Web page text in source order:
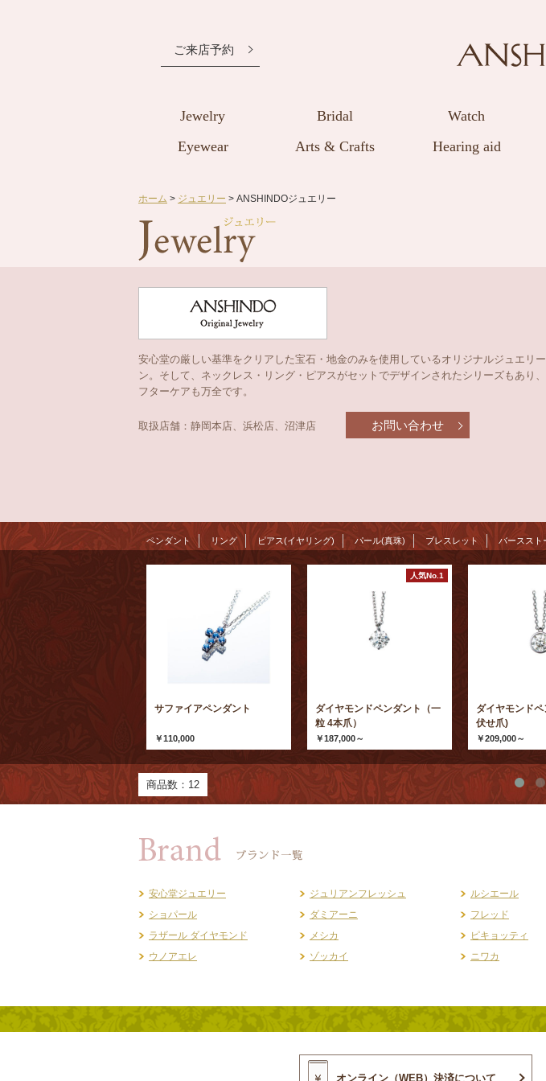
ご来店予約
Jewelry Bridal Watch
Eyewear
Arts & Crafts Hearing aid
ホーム > ジュエリー > ANSHINDOジュエリー
安心堂の厳しい基準をクリアした宝石・地金のみを使用しているオリジナルジュエ
ン。そして、ネックレス・リング・ピアスがセットでデザインされたシリーズもあ
フターケアも万全です。
取扱店舗：静岡本店、浜松店、沼津店 お問い合わせ
サファイアペンダント
￥110,000
ダイヤモンドペンダント（一
粒 4本爪）
￥187,000～
人気No.1
ダイヤモンド
伏せ爪)
￥209,000～
ペンダント リング ピアス(イヤリング) パール(真珠) ブレスレット バーススト
商品数：12
安心堂ジュエリー ジュリアンフレッシュ ルシエール
ショパール
ダミアーニ フレッド
ラザール ダイヤモンド
メシカ ピキョッティ
ウノアエレ
ゾッカイ ニワカ
オンライン（WEB）決済について